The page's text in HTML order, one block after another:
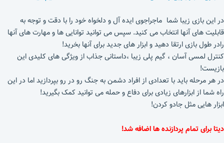
در این بازی زیبا شما ماجراجوی ایده آل و دلخواه خود را با دقت و توجه به
قابلیت های آنها انتخاب می کنید. سپس می توانید توانایی ها و مهارت های آنها
رادر طول بازی ارتقا دهید و ابزار های جدید برای آنها بخرید!
کنترل لمسی آسان ، گیم پلی زیبا ،داستانی جذاب از ویژگی های کلیدی این
بازیست!
در هر مرحله باید با تعدادی از افراد دشمن به جنگ رو در رو بپردازید اما در این
راه شما از ابزارهای زیادی برای دفاع و حمله می توانید کمک بگیرید!
ابزار هایی مثل جادو کردن!
دیتا برای تمام پردازنده ها اضافه شد!